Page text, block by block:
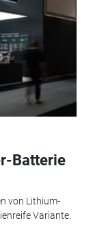
Batterie
von Lithium-
Variante.